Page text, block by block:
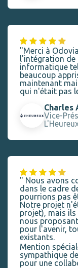
"Merci à
l'intégration de
informatique
beaucoup
maintenant
qui n'était pas
Charles
Vice-
" Nous avons
dans le cadre
pourrions pas
Notre projet
projet), mais
nous
pour l'avenir,
existants.
Mention
sympathique
pour une